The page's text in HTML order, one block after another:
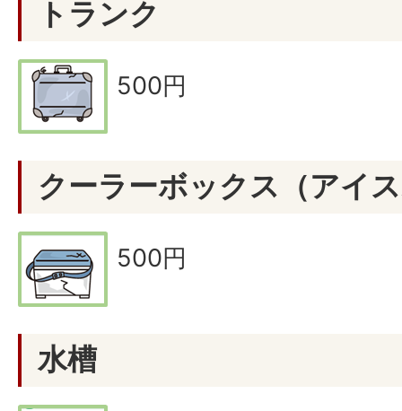
トランク
500円
クーラーボックス（アイ
500円
水槽